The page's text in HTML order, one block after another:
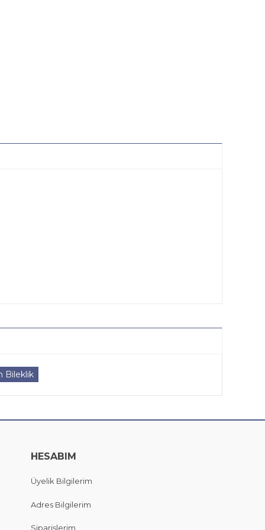
Bileklik
HESABIM
Üyelik Bilgilerim
Adres Bilgilerim
Siparişlerim